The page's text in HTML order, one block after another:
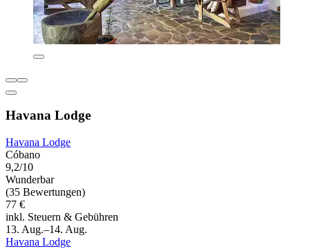
Havana Lodge
Havana Lodge
Cóbano
9,2/10
Wunderbar
(35 Bewertungen)
77 €
inkl. Steuern & Gebühren
13. Aug.–14. Aug.
Havana Lodge